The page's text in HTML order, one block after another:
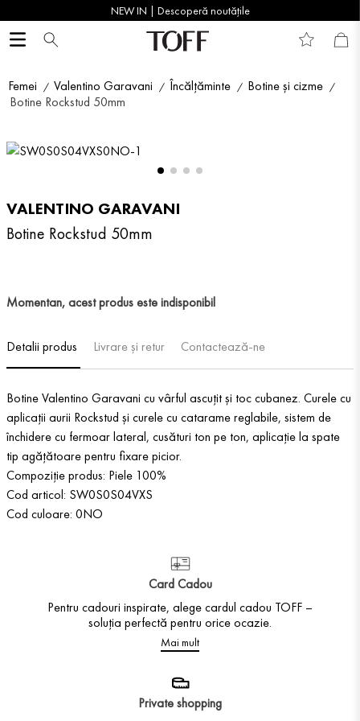
NEW IN | Descoperă noutățile
Femei Valentino Garavani Încălțăminte
Botine și cizme
Botine Rockstud 50mm
VALENTINO GARAVANI
Botine Rockstud 50mm
Momentan, acest produs este indisponibil
Detalii produs Livrare și retur Contactează-ne
Botine Valentino Garavani cu vârful ascuțit și toc cubanez. Curele cu
aplicații aurii Rockstud și curele cu catarame reglabile, sistem de
închidere cu fermoar lateral, cusături ton pe ton, aplicație la spate
tip agățătoare pentru fixare picior.
Compoziție produs: Piele 100%
Cod articol: SW0S0S04VXS
Cod culoare: 0NO
Card Cadou
Pentru cadouri inspirate, alege cardul cadou TOFF –
soluția perfectă pentru orice ocazie.
Mai mult
Private shopping